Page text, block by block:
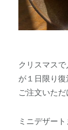
クリスマス
が１日限り復
ご注文いただ
ミニデザー